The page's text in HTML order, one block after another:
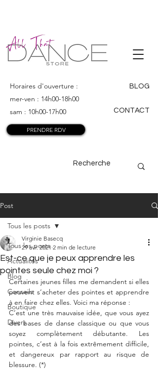
ALL THAT
DANCE
Horaires d'ouverture :
mer-ven : 14h00-18h00
sam : 10h00-17h00
BLOG
CONTACT
PRENDRE RDV
Post
Tous les posts
Actualités
Blog
Conseils
Boutique
Divers
Tous les posts
Est-ce que je peux apprendre les
pointes seule chez moi ?
Virginie Basecq
29 avr. 2021 2 min de lecture
Certaines jeunes filles me demandent si elles
peuvent s’acheter des pointes et apprendre
à en faire chez elles. Voici ma réponse :
C’est une très mauvaise idée, que vous ayez
des bases de danse classique ou que vous
soyez complètement débutante. Les
pointes, c’est à la fois extrêmement difficile,
et dangereux par rapport au risque de
blessure. (*)